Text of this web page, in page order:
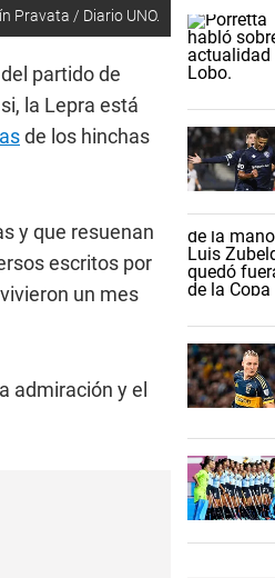
Pravata / Diario UNO.
partido de
la Lepra está
de los hinchas
y que resuenan
escritos por
un mes
admiración y el